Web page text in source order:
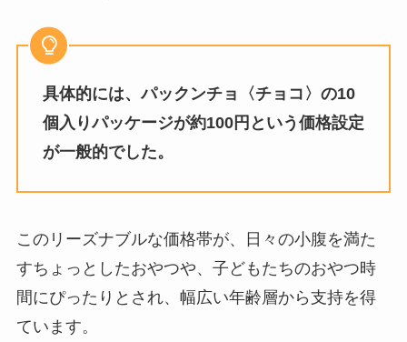
具体的には、パックンチョ〈チョコ〉の10
個入りパッケージが約100円という価格設定
が一般的でした。
このリーズナブルな価格帯が、日々の小腹を満た
すちょっとしたおやつや、子どもたちのおやつ時
間にぴったりとされ、幅広い年齢層から支持を得
ています。